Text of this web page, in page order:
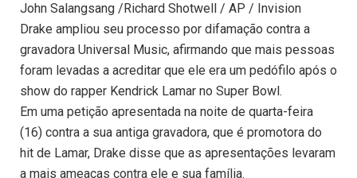
John Salangsang /Richard Shotwell / AP / Invision
Drake ampliou seu processo por difamação contra a
gravadora Universal Music, afirmando que mais pessoas
foram levadas a acreditar que ele era um pedófilo após o
show do rapper Kendrick Lamar no Super Bowl.
Em uma petição apresentada na noite de quarta-feira
(16) contra a sua antiga gravadora, que é promotora do
hit de Lamar, Drake disse que as apresentações levaram
a mais ameaças contra ele e sua família.